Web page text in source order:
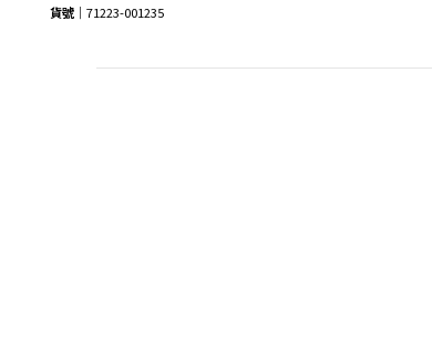
貨號 ｜71223-001235